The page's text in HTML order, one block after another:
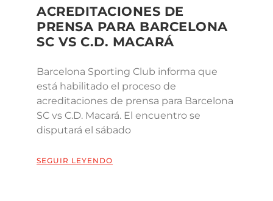
ACREDITACIONES DE
PRENSA PARA BARCELONA
SC VS C.D. MACARÁ
Barcelona Sporting Club informa que
está habilitado el proceso de
acreditaciones de prensa para Barcelona
SC vs C.D. Macará. El encuentro se
disputará el sábado
SEGUIR LEYENDO